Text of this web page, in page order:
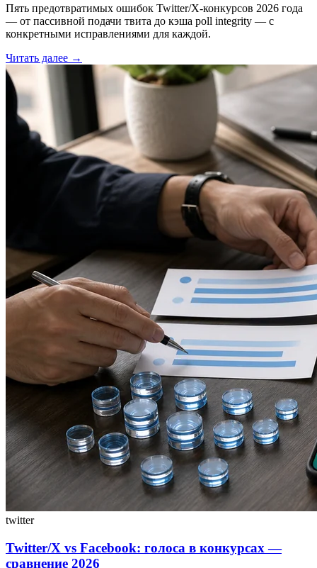
Пять предотвратимых ошибок Twitter/X-конкурсов 2026 года
— от пассивной подачи твита до кэша poll integrity — с
конкретными исправлениями для каждой.
Читать далее →
twitter
Twitter/X vs Facebook: голоса в конкурсах —
сравнение 2026